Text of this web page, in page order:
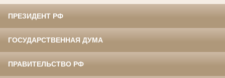
ПРЕЗИДЕНТ РФ
ГОСУДАРСТВЕННАЯ ДУМА
ПРАВИТЕЛЬСТВО РФ